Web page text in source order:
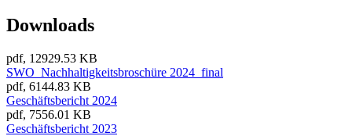
Downloads
pdf, 12929.53 KB
SWO_Nachhaltigkeitsbroschüre 2024_final
pdf, 6144.83 KB
Geschäftsbericht 2024
pdf, 7556.01 KB
Geschäftsbericht 2023